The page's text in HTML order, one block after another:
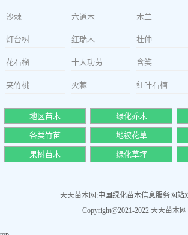
沙棘 六道木 木兰
灯台树 红瑞木 杜仲
花石榴 十大功劳 含笑
夹竹桃 火棘 红叶石楠
地区苗木 绿化乔木
各类竹苗 地被花草
果树苗木 绿化草坪
天天苗木网 :中国绿化苗木信息服务网站
Copyright@2021-2022 天天苗木网